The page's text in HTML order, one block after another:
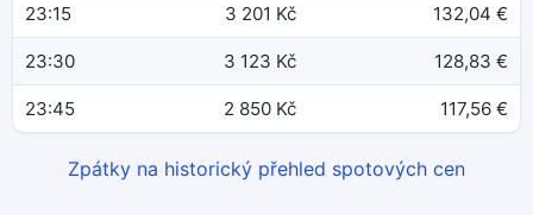
23:15 3 201 Kč 132,04 €
23:30 3 123 Kč 128,83 €
23:45 2 850 Kč 117,56 €
Zpátky na historický přehled spotových cen